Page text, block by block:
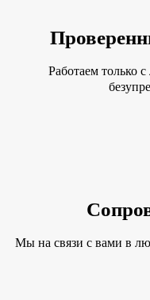
Работаем только
Мы на связи с вами в